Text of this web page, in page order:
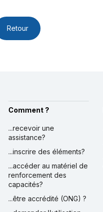
Retour
Comment ?
...recevoir une
assistance?
...inscrire des éléments?
...accéder au matériel de
renforcement des
capacités?
...être accrédité (ONG) ?